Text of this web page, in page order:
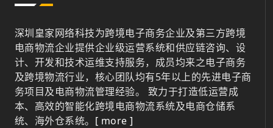
深圳皇家网络科技为跨境电子商务企业及第三方跨境
电商物流企业提供企业级运营系统和供应链咨询、设
计、开发和技术运维支持服务，成员均来之电子商务
及跨境物流行业，核心团队均有5年以上的先进电子商
务项目及电商物流管理经验。 致力于打造低运营成
本、高效的智能化跨境电商物流系统及电商仓储系
统、海外仓系统。 [ more ]